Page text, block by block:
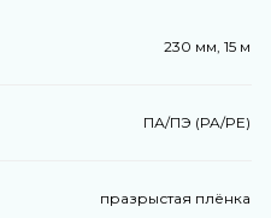
230 мм, 15 м
ПА/ПЭ (PA/PE)
празрыстая плёнка